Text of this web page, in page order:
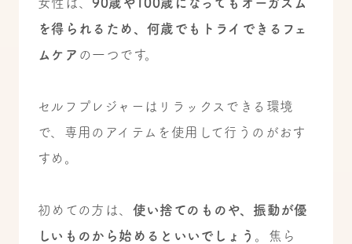
女性は、 90歳や100歳になってもオーガズム
を得られるため、何歳でもトライできるフェ
ムケア の一つです。
セルフプレジャーはリラックスできる環境
で、専用のアイテムを使用して行うのがおす
すめ。
初めての方は、 使い捨てのものや、振動が優
しいものから始めるといいでしょう 。焦ら